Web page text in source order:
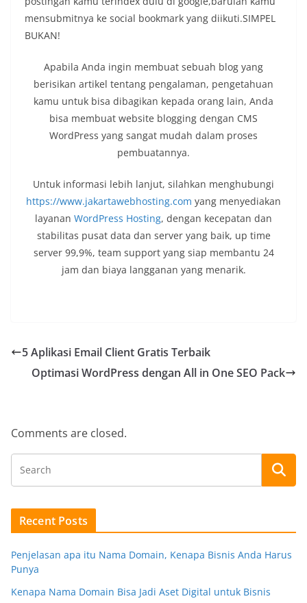
mensubmitnya ke social bookmark yang diikuti.SIMPEL
BUKAN!
Apabila Anda ingin membuat sebuah blog yang
berisikan artikel tentang pengalaman, pengetahuan
kamu untuk bisa dibagikan kepada orang lain, Anda
bisa membuat website blogging dengan CMS
WordPress yang sangat mudah dalam proses
pembuatannya.
Untuk informasi lebih lanjut, silahkan menghubungi
https://www.jakartawebhosting.com yang menyediakan
layanan WordPress Hosting, dengan kecepatan dan
stabilitas pusat data dan server yang baik, up time
server 99,9%, team support yang siap membantu 24
jam dan biaya langganan yang menarik.
5 Aplikasi Email Client Gratis Terbaik
Optimasi WordPress dengan All in One SEO Pack
Comments are closed.
Recent Posts
Penjelasan apa itu Nama Domain, Kenapa Bisnis Anda Harus
Punya
Kenapa Nama Domain Bisa Jadi Aset Digital untuk Bisnis